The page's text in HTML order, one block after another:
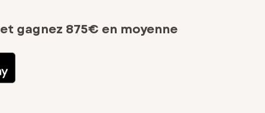
et gagnez 875€ en moyenne